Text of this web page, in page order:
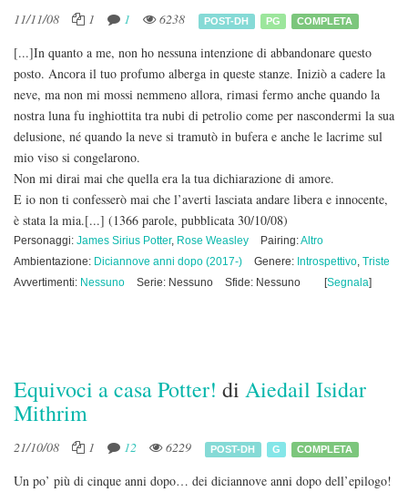
11/11/08 1 1 6238 POST-DH PG COMPLETA
[...]In quanto a me, non ho nessuna intenzione di abbandonare questo
posto. Ancora il tuo profumo alberga in queste stanze. Iniziò a cadere la
neve, ma non mi mossi nemmeno allora, rimasi fermo anche quando la
nostra luna fu inghiottita tra nubi di petrolio come per nascondermi la sua
delusione, né quando la neve si tramutò in bufera e anche le lacrime sul
mio viso si congelarono.
Non mi dirai mai che quella era la tua dichiarazione di amore.
E io non ti confesserò mai che l’averti lasciata andare libera e innocente,
è stata la mia.[...] (1366 parole, pubblicata 30/10/08)
Personaggi: James Sirius Potter, Rose Weasley Pairing:Altro
Ambientazione: Diciannove anni dopo (2017-) Genere: Introspettivo, Triste
Avvertimenti: Nessuno Serie: Nessuno Sfide: Nessuno [Segnala]
Equivoci a casa Potter! di Aiedail Isidar
Mithrim
21/10/08 1 12 6229 POST-DH G COMPLETA
Un po’ più di cinque anni dopo… dei diciannove anni dopo dell’epilogo!